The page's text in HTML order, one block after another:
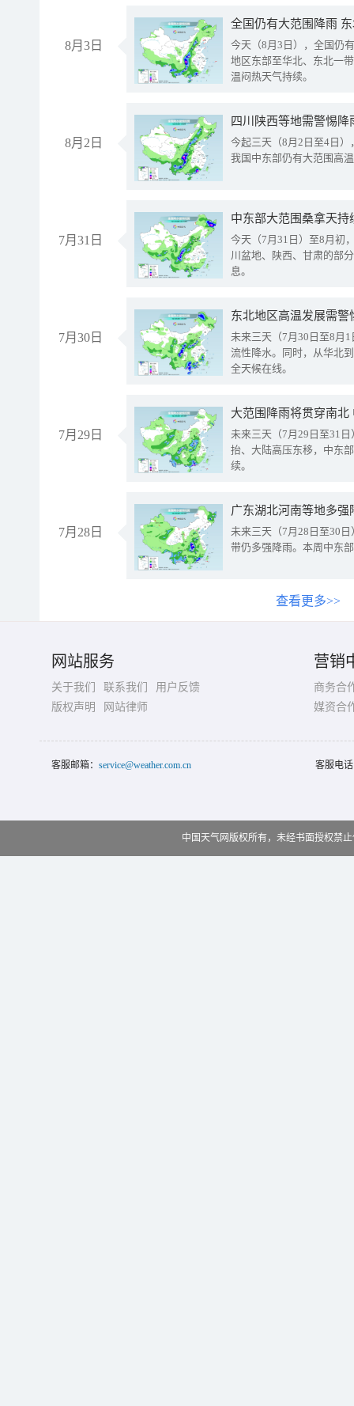
8月3日
全国仍有大范围降雨
今天（8月3日），全国仍
地区东部至华北、东北一
温闷热天气持续。
8月2日
今起三天（8月2日至4日
我国中东部仍有大范围高
7月31日
中东部大范围桑拿天
今天（7月31日）至8月初
川盆地、陕西、甘肃的部
息。
7月30日
东北地区高温发展需
未来三天（7月30日至8月
流性降水。同时，从华北
全天候在线。
7月29日
大范围降雨将贯穿南
未来三天（7月29日至31
抬、大陆高压东移，中东
续。
7月28日
广东湖北河南等地多
未来三天（7月28日至30
带仍多强降雨。本周中东
查看更多>>
网站服务
关于我们 联系我们
用户反馈
版权声明
网站律师
营销
商务合
媒资合
客服邮箱： service@weather.com.cn 客服电
中国天气网版权所有，未经书面授权